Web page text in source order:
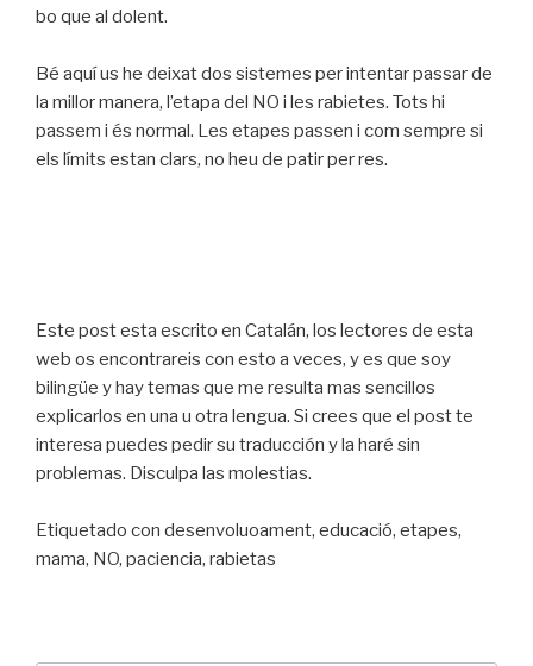
bo que al dolent.
Bé aquí us he deixat dos sistemes per intentar passar de
la millor manera, l’etapa del NO i les rabietes. Tots hi
passem i és normal. Les etapes passen i com sempre si
els límits estan clars, no heu de patir per res.
Este post esta escrito en Catalán, los lectores de esta
web os encontrareis con esto a veces, y es que soy
bilingüe y hay temas que me resulta mas sencillos
explicarlos en una u otra lengua. Si crees que el post te
interesa puedes pedir su traducción y la haré sin
problemas. Disculpa las molestias.
Etiquetado con desenvoluoament, educació, etapes,
mama, NO, paciencia, rabietas